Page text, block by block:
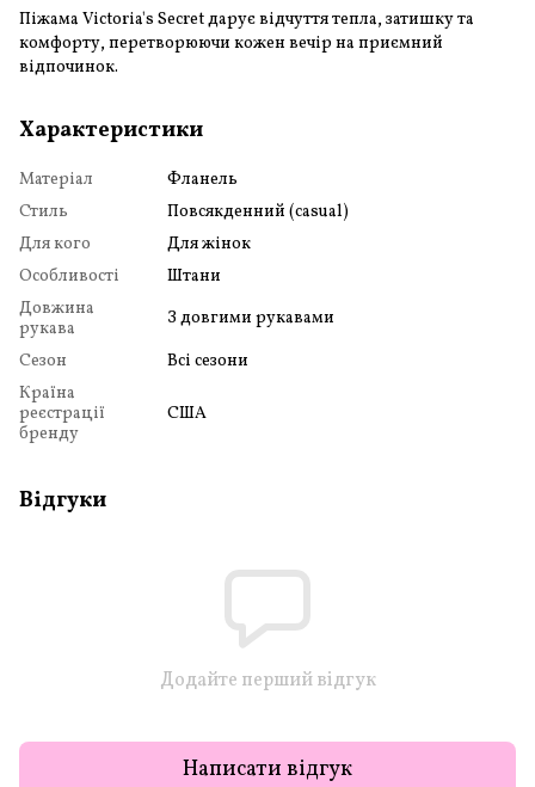
Піжама Victoria's Secret дарує відчуття тепла, затишку та
комфорту, перетворюючи кожен вечір на приємний
відпочинок.
Характеристики
Матеріал
Фланель
Стиль
Повсякденний (casual)
Для кого
Для жінок
Особливості
Штани
Довжина
рукава
З довгими рукавами
Сезон
Всі сезони
Країна
реєстрації
бренду
США
Відгуки
Додайте перший відгук
Написати відгук